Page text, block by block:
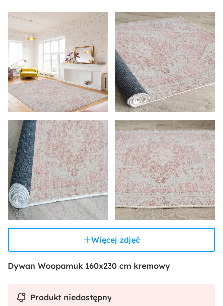
Więcej zdjęć
Dywan Woopamuk 160x230 cm kremowy
Produkt niedostępny